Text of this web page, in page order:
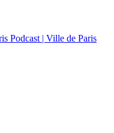
Podcast | Ville de Paris